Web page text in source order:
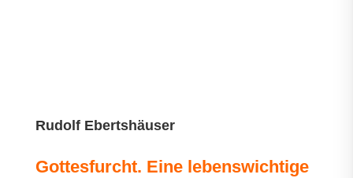
Rudolf Ebertshäuser
Gottesfurcht. Eine lebenswichtige